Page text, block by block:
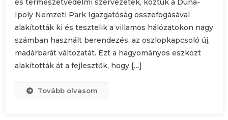
Ipoly Nemzeti Park Igazgatóság összefogásával
alakították ki és tesztelik a villamos hálózatokon nagy
számban használt berendezés, az oszlopkapcsoló új,
madárbarát változatát. Ezt a hagyományos eszközt
alakították át a fejlesztők, hogy […]
Tovább olvasom